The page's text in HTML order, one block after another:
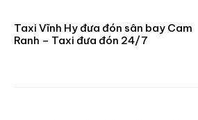
Taxi Vĩnh Hy đưa đón sân bay Cam
Ranh – Taxi đưa đón 24/7